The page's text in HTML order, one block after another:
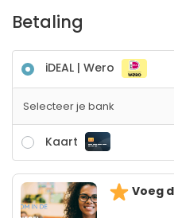
Betaling
iDEAL | Wero
Selecteer je bank
Kaart
Voeg